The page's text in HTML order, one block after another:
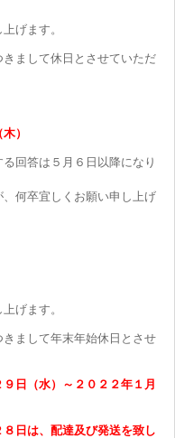
げます。
まして休日とさせていただ
）
回答は５月６日以降になり
何卒宜しくお願い申し上げ
げます。
まして年末年始休日とさせ
日（水）～２０２２年１月
日は、配達及び発送を致し